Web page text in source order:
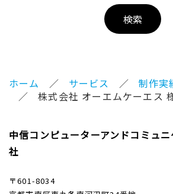
ホーム サービス
制作実
株式会社 オーエムケーエス
中信コンピューターアンドコミュ
社
〒601-8034